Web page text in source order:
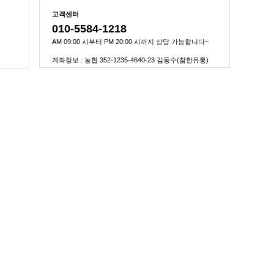
고객센터
010-5584-1218
AM 09:00 시부터 PM 20:00 시까지 상담 가능합니다~
계좌정보 : 농협 352-1235-4640-23 김동수(참한유통)